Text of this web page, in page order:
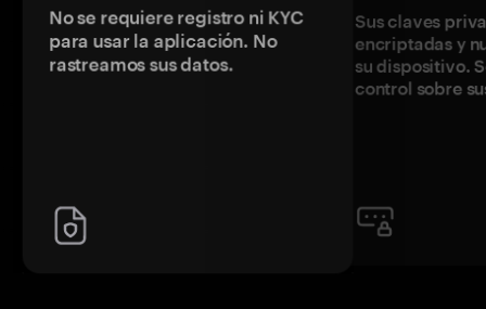
No se requiere registro ni KYC
para usar la aplicación. No
rastreamos sus datos.
Sus claves
encriptadas y
su dispositivo.
control sobre